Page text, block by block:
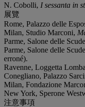
N. Cobolli, I sessanta in
展覽
Rome, Palazzo delle
Milan, Studio Marconi,
Parme, Salone delle
Parme, Salone delle
erroné).
Ravenne, Loggetta
Conegliano, Palazzo
Milan, Fondazione
New York, Sperone
注意事項